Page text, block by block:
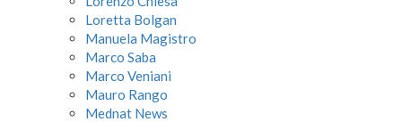
Loretta Bolgan
Manuela Magistro
Marco Saba
Marco Veniani
Mauro Rango
Mednat News